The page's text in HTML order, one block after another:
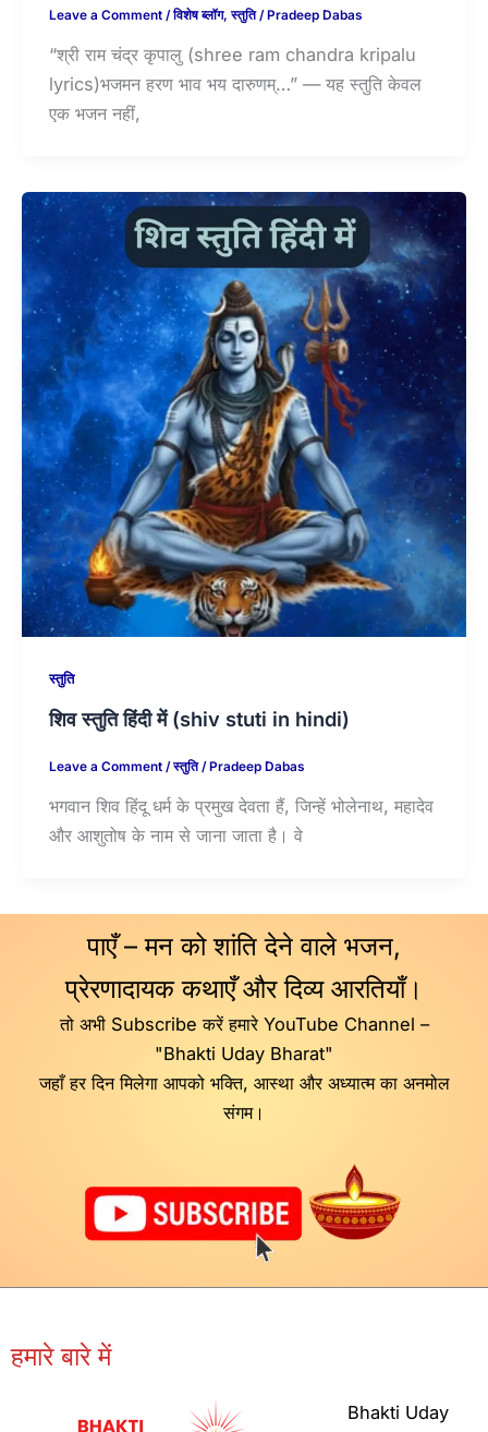
Leave a Comment /विशेष ब्लॉग,स्तुति/ Pradeep Dabas
“श्री राम चंद्र कृपालु (shree ram chandra kripalu
lyrics)भजमन हरण भाव भय दारुणम्…” — यह स्तुति केवल
एक भजन नहीं,
स्तुति
शिव स्तुति हिंदी में (shiv stuti in hindi)
Leave a Comment /स्तुति/ Pradeep Dabas
भगवान शिव हिंदू धर्म के प्रमुख देवता हैं, जिन्हें भोलेनाथ, महादेव
और आशुतोष के नाम से जाना जाता है। वे
पाएँ – मन को शांति देने वाले भजन,
प्रेरणादायक कथाएँ और दिव्य आरतियाँ।
तो अभी Subscribe करें हमारे YouTube Channel –
"Bhakti Uday Bharat"
जहाँ हर दिन मिलेगा आपको भक्ति, आस्था और अध्यात्म का अनमोल
संगम।
हमारे बारे में
Bhakti Uday